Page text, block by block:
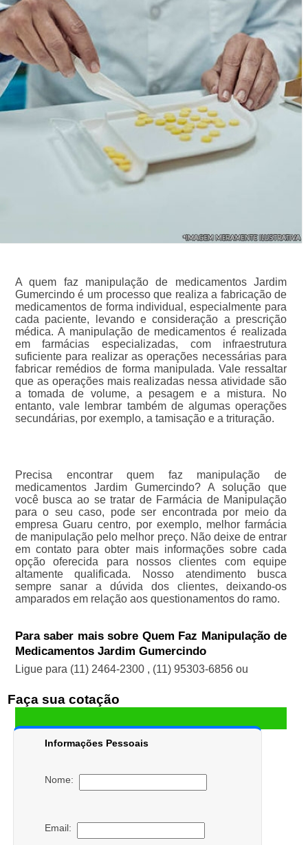
A quem faz manipulação de medicamentos Jardim
Gumercindo é um processo que realiza a fabricação de
medicamentos de forma individual, especialmente para
cada paciente, levando e consideração a prescrição
médica. A manipulação de medicamentos é realizada
em farmácias especializadas, com infraestrutura
suficiente para realizar as operações necessárias para
fabricar remédios de forma manipulada. Vale ressaltar
que as operações mais realizadas nessa atividade são
a tomada de volume, a pesagem e a mistura. No
entanto, vale lembrar também de algumas operações
secundárias, por exemplo, a tamisação e a trituração.
Precisa encontrar quem faz manipulação de
medicamentos Jardim Gumercindo? A solução que
você busca ao se tratar de Farmácia de Manipulação
para o seu caso, pode ser encontrada por meio da
empresa Guaru centro, por exemplo, melhor farmácia
de manipulação pelo melhor preço. Não deixe de entrar
em contato para obter mais informações sobre cada
opção oferecida para nossos clientes com equipe
altamente qualificada. Nosso atendimento busca
sempre sanar a dúvida dos clientes, deixando-os
amparados em relação aos questionamentos do ramo.
Para saber mais sobre Quem Faz Manipulação de
Medicamentos Jardim Gumercindo
Ligue para (11) 2464-2300 , (11) 95303-6856 ou
Faça sua cotação
Informações Pessoais
Nome:
Email: